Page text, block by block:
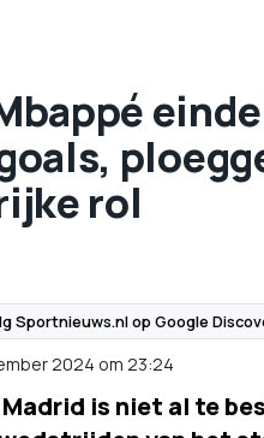
rol
Sportnieuws.nl op Google
2024 om 23:24
Madrid is niet al te